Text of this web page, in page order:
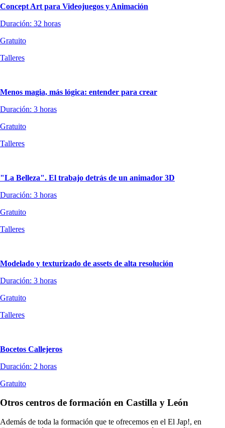
Concept Art para Videojuegos y Animación
Duración: 32 horas
Gratuito
Talleres
Menos magia, más lógica: entender para crear
Duración: 3 horas
Gratuito
Talleres
"La Belleza". El trabajo detrás de un animador 3D
Duración: 3 horas
Gratuito
Talleres
Modelado y texturizado de assets de alta resolución
Duración: 3 horas
Gratuito
Talleres
Bocetos Callejeros
Duración: 2 horas
Gratuito
Otros centros de formación en Castilla y León
Además de toda la formación que te ofrecemos en el El Jap!, en